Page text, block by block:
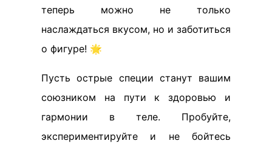
теперь можно не только
наслаждаться вкусом, но и заботиться
о фигуре! 🌟
Пусть острые специи станут вашим
союзником на пути к здоровью и
гармонии в теле. Пробуйте,
экспериментируйте и не бойтесь